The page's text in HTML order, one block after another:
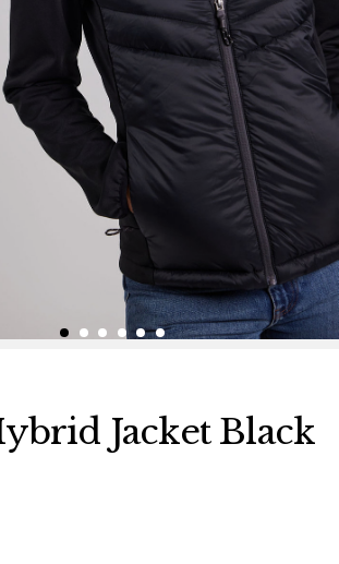
Jacket Black